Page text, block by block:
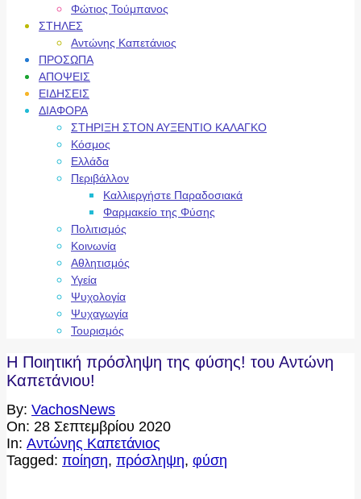
Φώτιος Τούμπανος
ΣΤΗΛΕΣ
Αντώνης Καπετάνιος
ΠΡΟΣΩΠΑ
ΑΠΟΨΕΙΣ
ΕΙΔΗΣΕΙΣ
ΔΙΑΦΟΡΑ
ΣΤΗΡΙΞΗ ΣΤΟΝ ΑΥΞΕΝΤΙΟ ΚΑΛΑΓΚΟ
Κόσμος
Ελλάδα
Περιβάλλον
Καλλιεργήστε Παραδοσιακά
Φαρμακείο της Φύσης
Πολιτισμός
Κοινωνία
Αθλητισμός
Υγεία
Ψυχολογία
Ψυχαγωγία
Τουρισμός
Η Ποιητική πρόσληψη της φύσης! του Αντώνη
Καπετάνιου!
By: VachosNews
On: 28 Σεπτεμβρίου 2020
In: Αντώνης Καπετάνιος
Tagged: ποίηση, πρόσληψη, φύση